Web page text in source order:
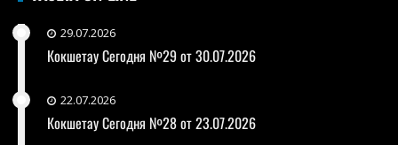
29.07.2026
Кокшетау Сегодня №29 от 30.07.2026
22.07.2026
Кокшетау Сегодня №28 от 23.07.2026